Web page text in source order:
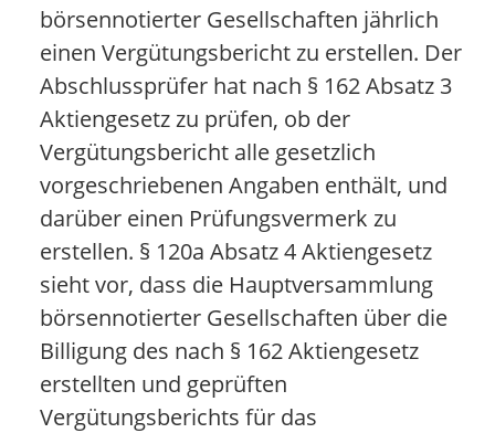
börsennotierter Gesellschaften jährlich
einen Vergütungsbericht zu erstellen. Der
Abschlussprüfer hat nach § 162 Absatz 3
Aktiengesetz zu prüfen, ob der
Vergütungsbericht alle gesetzlich
vorgeschriebenen Angaben enthält, und
darüber einen Prüfungsvermerk zu
erstellen. § 120a Absatz 4 Aktiengesetz
sieht vor, dass die Hauptversammlung
börsennotierter Gesellschaften über die
Billigung des nach § 162 Aktiengesetz
erstellten und geprüften
Vergütungsberichts für das